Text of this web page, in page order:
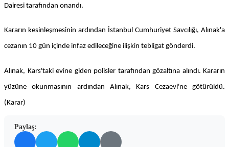
Dairesi tarafından onandı.
Kararın kesinleşmesinin ardından İstanbul Cumhuriyet Savcılığı, Alınak'a
cezanın 10 gün içinde infaz edileceğine ilişkin tebligat gönderdi.
Alınak, Kars'taki evine giden polisler tarafından gözaltına alındı. Kararın
yüzüne okunmasının ardından Alınak, Kars Cezaevi'ne götürüldü.
(Karar)
Paylaş: